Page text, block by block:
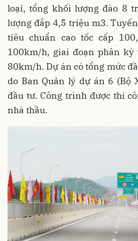
loại, tổng khối lượng đào 8
lượng đắp 4,5 triệu m3.
tiêu chuẩn cao tốc cấp
100km/h, giai đoạn phân
80km/h. Dự án có tổng mức
do Ban Quản lý dự án 6 (Bộ
đầu tư. Công trình được thi
nhà thầu.